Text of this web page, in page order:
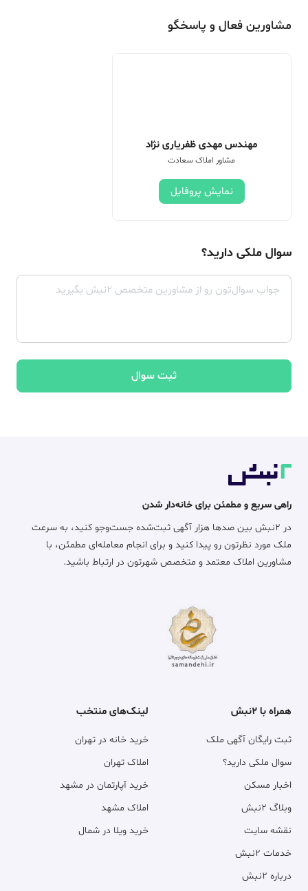
مشاورین فعال و پاسخگو
مهندس مهدی ظفریاری نژاد
مشاور املاک سعادت
نمایش پروفایل
سوال ملکی دارید؟
ثبت سوال
راهی سریع و مطمئن برای خانه‌دار شدن
در ۲نبش بین صدها هزار آگهی ثبت‌شده جست‌وجو کنید، به سرعت
ملک مورد نظرتون رو پیدا کنید و برای انجام معامله‌ای مطمئن، با
مشاورین املاک معتمد و متخصص شهرتون در ارتباط باشید.
همراه با ۲نبش
ثبت رایگان آگهی ملک
سوال ملکی دارید؟
اخبار مسکن
وبلاگ ۲نبش
نقشه سایت
خدمات ۲نبش
درباره ۲نبش
لینک‌های منتخب
خرید خانه در تهران
املاک تهران
خرید آپارتمان در مشهد
املاک مشهد
خرید ویلا در شمال